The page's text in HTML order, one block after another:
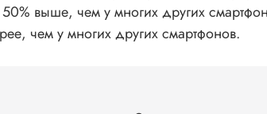
выше, чем у многих других
чем у многих других смартфонов.